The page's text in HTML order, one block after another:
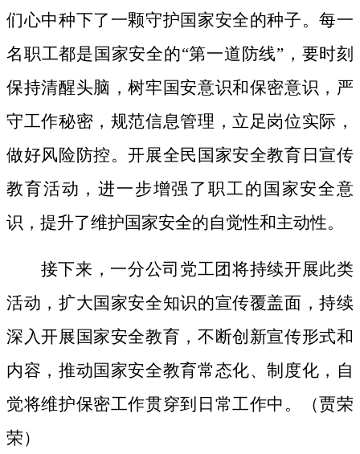
们心中种下了一颗守护国家安全的种子。每一
名职工都是国家安全的“第一道防线”，要时刻
保持清醒头脑，树牢国安意识和保密意识，严
守工作秘密，规范信息管理，立足岗位实际，
做好风险防控。开展全民国家安全教育日宣传
教育活动，进一步增强了职工的国家安全意
识，提升了维护国家安全的自觉性和主动性。
接下来，一分公司党工团将持续开展此类
活动，扩大国家安全知识的宣传覆盖面，持续
深入开展国家安全教育，不断创新宣传形式和
内容，推动国家安全教育常态化、制度化，自
觉将维护保密工作贯穿到日常工作中。（贾荣
荣）